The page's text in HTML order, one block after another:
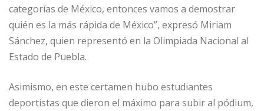
categorías de México, entonces vamos a demostrar
quién es la más rápida de México”, expresó Miriam
Sánchez, quien representó en la Olimpiada Nacional al
Estado de Puebla.
Asimismo, en este certamen hubo estudiantes
deportistas que dieron el máximo para subir al pódium,